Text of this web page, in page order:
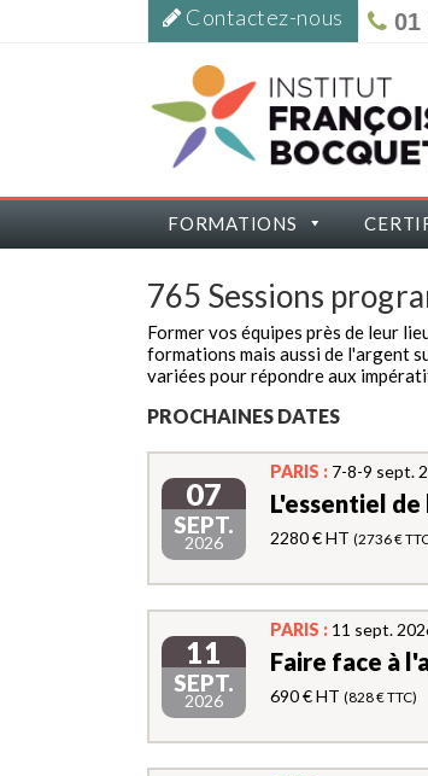
Contactez-nous 01
FORMATIONS
765 Sessions
Former vos équipes près de leur
formations mais aussi de l'argent
variées pour répondre aux
PROCHAINES DATES
07
SEPT.
2026
PARIS : 7-8-9 sept.
L'essentiel
2280 € HT (2736 €
11
SEPT.
2026
PARIS : 11 sept.
Faire face à
690 € HT (828 € TTC)